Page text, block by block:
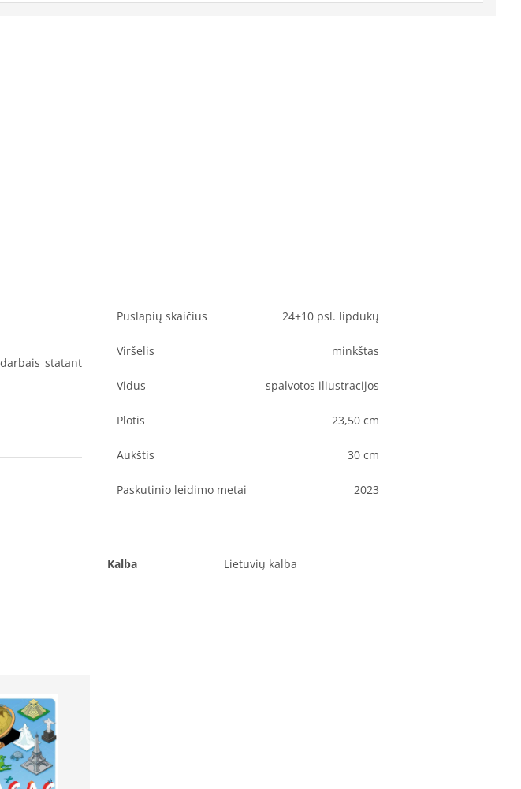
statant
Puslapių skaičius 24+10 psl. lipdukų
Viršelis minkštas
Vidus spalvotos iliustracijos
Plotis 23,50 cm
Aukštis 30 cm
Paskutinio leidimo metai 2023
Kalba Lietuvių kalba